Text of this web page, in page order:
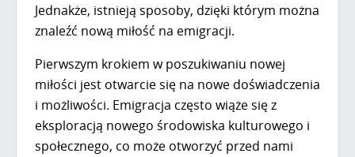
Jednakże, istnieją sposoby, dzięki którym można
znaleźć nową miłość na emigracji.
Pierwszym krokiem w poszukiwaniu nowej
miłości jest otwarcie się na nowe doświadczenia
i możliwości. Emigracja często wiąże się z
eksploracją nowego środowiska kulturowego i
społecznego, co może otworzyć przed nami